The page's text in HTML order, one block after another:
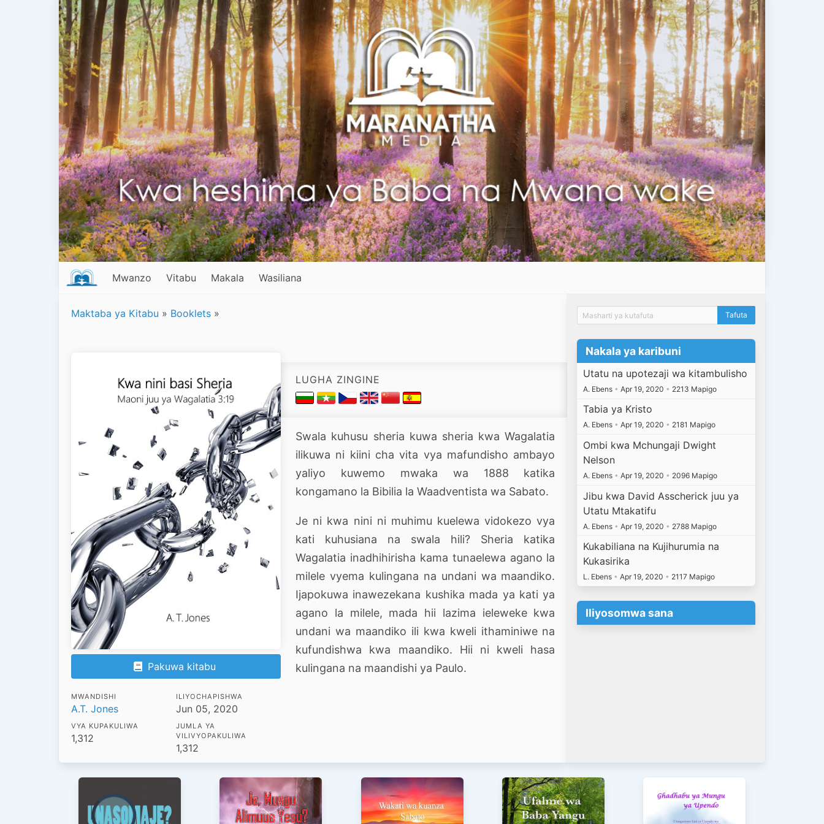
Mwanzo Vitabu Makala Wasiliana
Maktaba ya Kitabu » Booklets »
Pakuwa kitabu
MWANDISHI
A.T. Jones
ILIYOCHAPISHWA
Jun 05, 2020
VYA KUPAKULIWA
1,312
JUMLA YA
VILIVYOPAKULIWA
1,312
LUGHA ZINGINE
Swala kuhusu sheria kuwa sheria kwa Wagalatia
ilikuwa ni kiini cha vita vya mafundisho ambayo
yaliyo kuwemo mwaka wa 1888 katika
kongamano la Bibilia la Waadventista wa Sabato.
Je ni kwa nini ni muhimu kuelewa vidokezo vya
kati kuhusiana na swala hili? Sheria katika
Wagalatia inadhihirisha kama tunaelewa agano la
milele vyema kulingana na undani wa maandiko.
Ijapokuwa inawezekana kushika mada ya kati ya
agano la milele, mada hii lazima ieleweke kwa
undani wa maandiko ili kwa kweli ithaminiwe na
kufundishwa kwa maandiko. Hii ni kweli hasa
kulingana na maandishi ya Paulo.
Nakala ya karibuni
Utatu na upotezaji wa kitambulisho
A. Ebens • Apr 19, 2020 • 2213 Mapigo
Tabia ya Kristo
A. Ebens • Apr 19, 2020 • 2181 Mapigo
Ombi kwa Mchungaji Dwight
Nelson
A. Ebens • Apr 19, 2020 • 2096 Mapigo
Jibu kwa David Asscherick juu ya
Utatu Mtakatifu
A. Ebens • Apr 19, 2020 • 2788 Mapigo
Kukabiliana na Kujihurumia na
Kukasirika
L. Ebens • Apr 19, 2020 • 2117 Mapigo
Iliyosomwa sana